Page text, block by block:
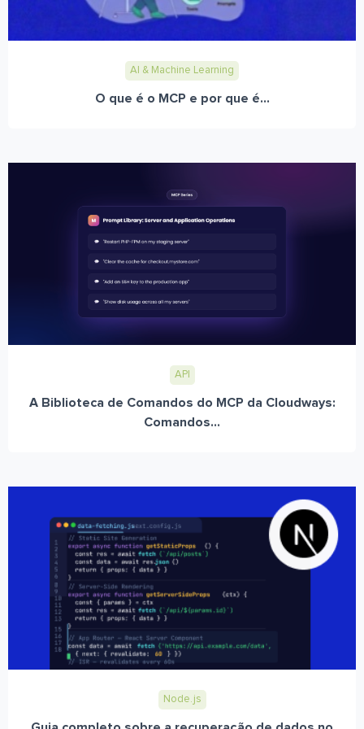
AI & Machine Learning
O que é o MCP e por que é...
API
A Biblioteca de Comandos do MCP da Cloudways:
Comandos...
Node.js